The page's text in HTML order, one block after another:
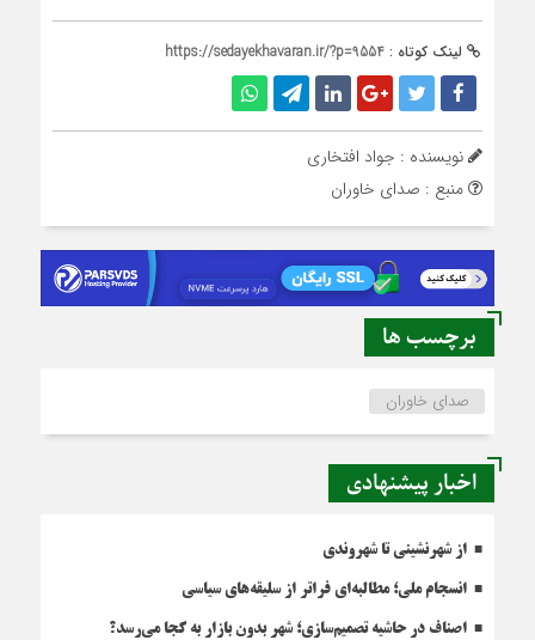
لینک کوتاه : https://sedayekhavaran.ir/?p=9554
نویسنده : جواد افتخاری
منبع : صدای خاوران
برچسب ها
صدای خاوران
اخبار پیشنهادی
از شهرنشینی تا شهروندی
انسجام ملی؛ مطالبه‌ای فراتر از سلیقه‌های سیاسی
اصناف در حاشیه تصمیم‌سازی؛ شهر بدون بازار به کجا می‌رسد؟